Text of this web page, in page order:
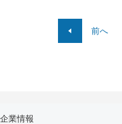
前へ
企業情報